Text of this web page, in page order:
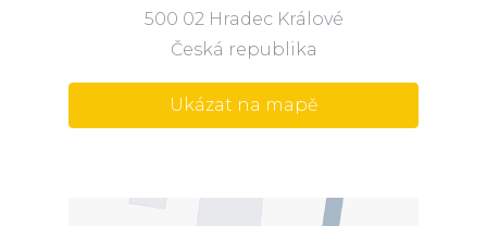
500 02 Hradec Králové
Česká republika
Ukázat na mapě